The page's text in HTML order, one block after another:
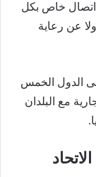
اتصال خاص بكل
عن رعاية
الدول الخمس
مع البلدان